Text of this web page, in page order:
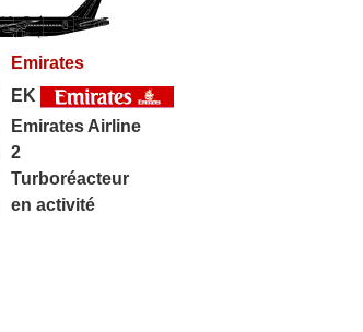
Emirates
EK
Emirates Airline
2
Turboréacteur
en activité